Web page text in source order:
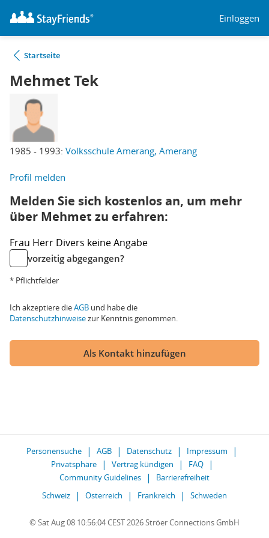
Einloggen
Startseite
Mehmet Tek
1985 - 1993: Volksschule Amerang, Amerang
Profil melden
Melden Sie sich kostenlos an, um mehr
über Mehmet zu erfahren:
Frau Herr Divers keine Angabe
vorzeitig abgegangen?
* Pflichtfelder
Ich akzeptiere dieAGB und habe die
Datenschutzhinweisezur Kenntnis genommen.
Als Kontakt hinzufügen
Personensuche AGB Datenschutz
Impressum
Privatsphäre
Vertrag kündigen
FAQ
Community Guidelines
Barrierefreiheit
Schweiz
Österreich Frankreich Schweden
© Sat Aug 08 10:56:04 CEST 2026 Ströer Connections GmbH